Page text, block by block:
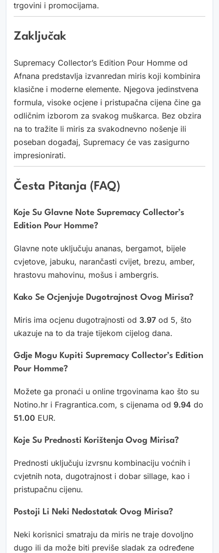
trgovini i promocijama.
Zaključak
Supremacy Collector’s Edition Pour Homme od
Afnana predstavlja izvanredan miris koji kombinira
klasične i moderne elemente. Njegova jedinstvena
formula, visoke ocjene i pristupačna cijena čine ga
odličnim izborom za svakog muškarca. Bez obzira
na to tražite li miris za svakodnevno nošenje ili
poseban događaj, Supremacy će vas zasigurno
impresionirati.
Česta Pitanja (FAQ)
Koje Su Glavne Note Supremacy Collector’s
Edition Pour Homme?
Glavne note uključuju ananas, bergamot, bijele
cvjetove, jabuku, narančasti cvijet, brezu, amber,
hrastovu mahovinu, mošus i ambergris.
Kako Se Ocjenjuje Dugotrajnost Ovog Mirisa?
Miris ima ocjenu dugotrajnosti od 3.97 od 5, što
ukazuje na to da traje tijekom cijelog dana.
Gdje Mogu Kupiti Supremacy Collector’s Edition
Pour Homme?
Možete ga pronaći u online trgovinama kao što su
Notino.hr i Fragrantica.com, s cijenama od 9.94 do
51.00 EUR.
Koje Su Prednosti Korištenja Ovog Mirisa?
Prednosti uključuju izvrsnu kombinaciju voćnih i
cvjetnih nota, dugotrajnost i dobar sillage, kao i
pristupačnu cijenu.
Postoji Li Neki Nedostatak Ovog Mirisa?
Neki korisnici smatraju da miris ne traje dovoljno
dugo ili da može biti previše sladak za određene